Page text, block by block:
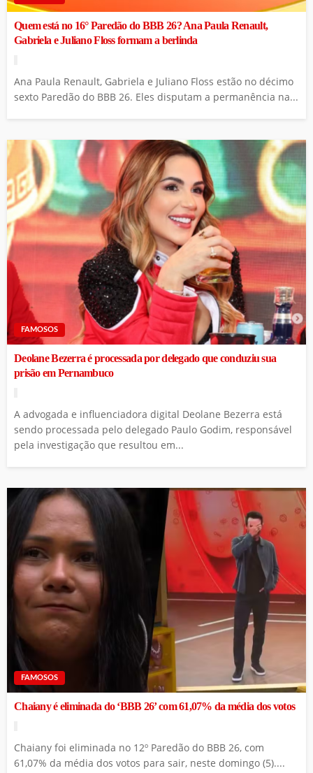
Quem está no 16° Paredão do BBB 26? Ana Paula Renault,
Gabriela e Juliano Floss formam a berlinda
Ana Paula Renault, Gabriela e Juliano Floss estão no décimo
sexto Paredão do BBB 26. Eles disputam a permanência na...
FAMOSOS
Deolane Bezerra é processada por delegado que conduziu sua
prisão em Pernambuco
A advogada e influenciadora digital Deolane Bezerra está
sendo processada pelo delegado Paulo Godim, responsável
pela investigação que resultou em...
FAMOSOS
Chaiany é eliminada do ‘BBB 26’ com 61,07% da média dos votos
Chaiany foi eliminada no 12º Paredão do BBB 26, com
61,07% da média dos votos para sair, neste domingo (5)....